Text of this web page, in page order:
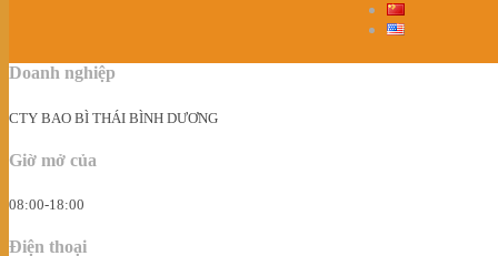
Doanh nghiệp
CTY BAO BÌ THÁI BÌNH DƯƠNG
Giờ mở của
08:00-18:00
Điện thoại